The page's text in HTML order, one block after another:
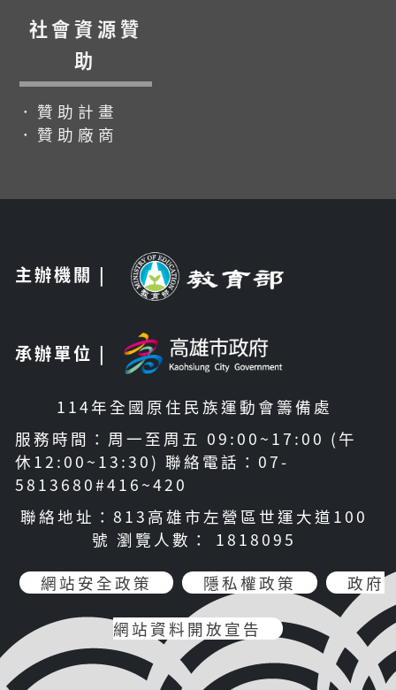
社會資源贊
助
．贊助計畫
．贊助廠商
主辦機關 |
承辦單位 |
114年全國原住民族運動會籌備處
服務時間：周一至周五 09:00~17:00 (午
休12:00~13:30) 聯絡電話：07-
5813680#416~420
聯絡地址：813高雄市左營區世運大道100
號 瀏覽人數： 1818095
網站安全政策
隱私權政策 政府
網站資料開放宣告